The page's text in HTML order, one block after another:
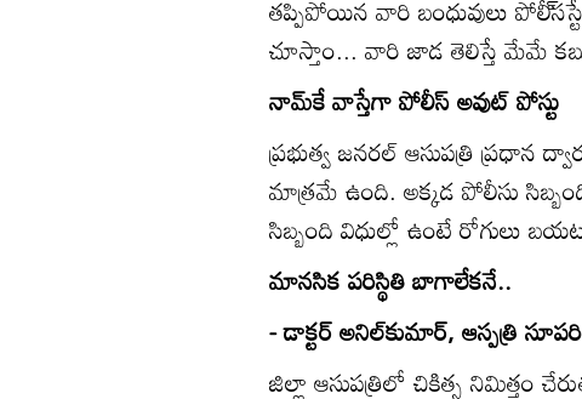
తప్పిపోయిన వారి బంధువులు
చూస్తాం... వారి జాడ తెలిస్తే మేమే
నామ్‌కే వాస్తేగా పోలీస్‌ అవుట్‌ పోస్టు
ప్రభుత్వ జనరల్‌ ఆసుపత్రి ప్రధాన
మాత్రమే ఉంది. అక్కడ పోలీసు
సిబ్బంది విధుల్లో ఉంటే రోగులు
మానసిక పరిస్థితి బాగాలేకనే..
- డాక్టర్‌ అనిల్‌కుమార్‌, ఆస్పత్రి
జిల్లా ఆసుపత్రిలో చికిత్స నిమిత్తం